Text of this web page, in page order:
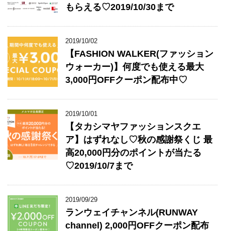
もらえる♡2019/10/30まで
2019/10/02
【FASHION WALKER(ファッション
ウォーカー)】何度でも使える最大
3,000円OFFクーポン配布中♡
2019/10/01
【タカシマヤファッションスクエ
ア】はずれなし♡秋の感謝祭くじ 最
高20,000円分のポイントが当たる
♡2019/10/7まで
2019/09/29
ランウェイチャンネル(RUNWAY
channel) 2,000円OFFクーポン配布